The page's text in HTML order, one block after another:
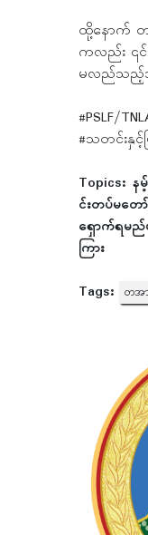
ထို့နောက်
ကလည်း ၎င်
မလည်သည့်အ
#PSLF/
#သတင်းနှင့်ပ
Topics:န
င်းတပ်မတေ
ရှောက်ရမည်
ကြား
Tags:
တအ